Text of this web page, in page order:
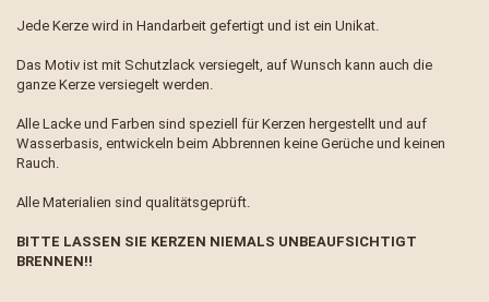
Jede Kerze wird in Handarbeit gefertigt und ist ein Unikat.
Das Motiv ist mit Schutzlack versiegelt, auf Wunsch kann auch die
ganze Kerze versiegelt werden.
Alle Lacke und Farben sind speziell für Kerzen hergestellt und auf
Wasserbasis, entwickeln beim Abbrennen keine Gerüche und keinen
Rauch.
Alle Materialien sind qualitätsgeprüft.
BITTE LASSEN SIE KERZEN NIEMALS UNBEAUFSICHTIGT
BRENNEN!!